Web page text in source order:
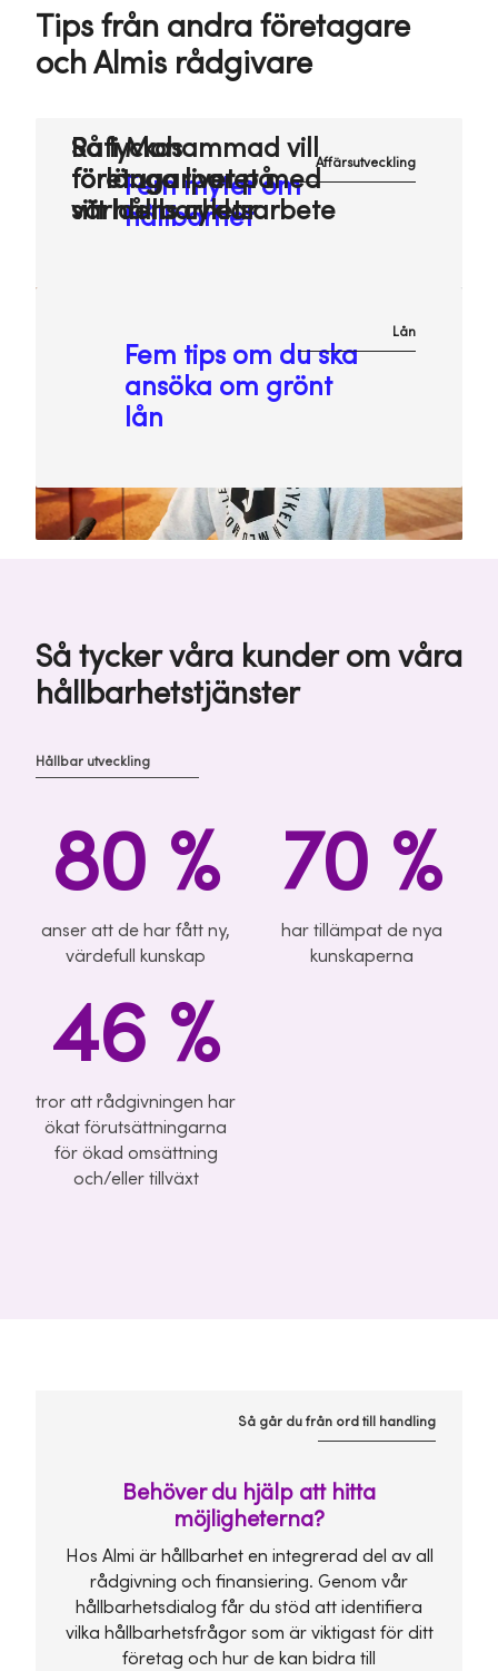
Tips från andra företagare
och Almis rådgivare
Affärsutveckling
Fem myter om
hållbarhet
Så lyckas
företagarparet med
sitt hållbarhetsarbete
Rafi Mohammad vill
förlänga livet på
världens cyklar
Lån
Fem tips om du ska
ansöka om grönt
lån
Så tycker våra kunder om våra
hållbarhetstjänster
Hållbar utveckling
80 %
anser att de har fått ny,
värdefull kunskap
70 %
har tillämpat de nya
kunskaperna
46 %
tror att rådgivningen har
ökat förutsättningarna
för ökad omsättning
och/eller tillväxt
Så går du från ord till handling
Behöver du hjälp att hitta
möjligheterna?
Hos Almi är hållbarhet en integrerad del av all
rådgivning och finansiering. Genom vår
hållbarhetsdialog får du stöd att identifiera
vilka hållbarhetsfrågor som är viktigast för ditt
företag och hur de kan bidra till